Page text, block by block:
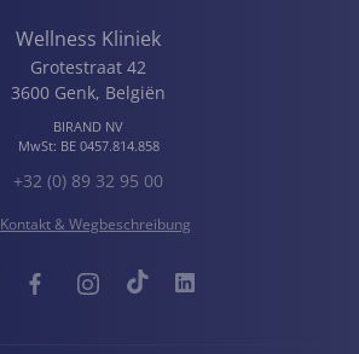
Wellness Kliniek
Grotestraat 42
3600 Genk, Belgiën
BIRAND NV
MwSt: BE 0457.814.858
+32 (0) 89 32 95 00
Kontakt & Wegbeschreibung